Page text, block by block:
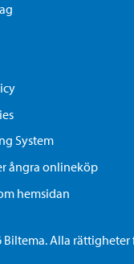
System
ångra onlineköp
hemsidan
Biltema. Alla rättigheter